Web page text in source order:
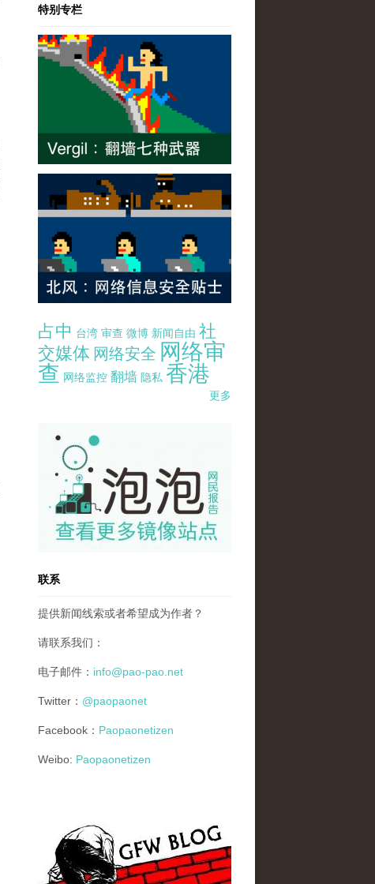
特别专栏
占中 台湾 审查 微博 新闻自由 社
交媒体 网络安全 网络审
查 网络监控 翻墙 隐私 香港
更多
pao-pao-banner-mirror-site-120814.jpg
联系
提供新闻线索或者希望成为作者？
请联系我们：
电子邮件： info@pao-pao.net
Twitter： @paopaonet
Facebook： Paopaonetizen
Weibo: Paopaonetizen
gfw_blog_small.jpg